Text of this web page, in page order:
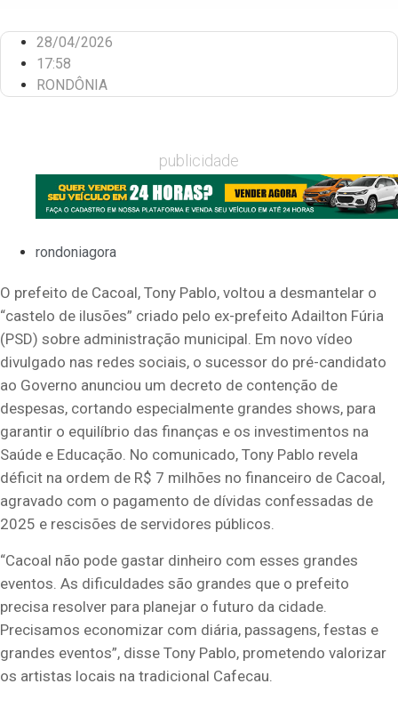
28/04/2026
17:58
RONDÔNIA
publicidade
rondoniagora
O prefeito de Cacoal, Tony Pablo, voltou a desmantelar o
“castelo de ilusões” criado pelo ex-prefeito Adailton Fúria
(PSD) sobre administração municipal. Em novo vídeo
divulgado nas redes sociais, o sucessor do pré-candidato
ao Governo anunciou um decreto de contenção de
despesas, cortando especialmente grandes shows, para
garantir o equilíbrio das finanças e os investimentos na
Saúde e Educação. No comunicado, Tony Pablo revela
déficit na ordem de R$ 7 milhões no financeiro de Cacoal,
agravado com o pagamento de dívidas confessadas de
2025 e rescisões de servidores públicos.
“Cacoal não pode gastar dinheiro com esses grandes
eventos. As dificuldades são grandes que o prefeito
precisa resolver para planejar o futuro da cidade.
Precisamos economizar com diária, passagens, festas e
grandes eventos”, disse Tony Pablo, prometendo valorizar
os artistas locais na tradicional Cafecau.